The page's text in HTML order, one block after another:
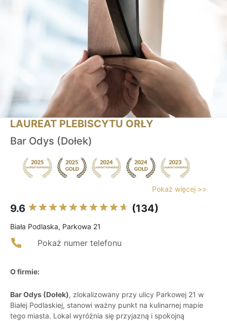
LAUREAT PLEBISCYTU ORŁY
Bar Odys (Dołek)
Pokaż więcej >>
9.6 (134)
Biała Podlaska, Parkowa 21
Pokaż numer telefonu
O firmie:
Bar Odys (Dołek), zlokalizowany przy ulicy Parkowej 21 w
Białej Podlaskiej, stanowi ważny punkt na kulinarnej mapie
tego miasta. Lokal wyróżnia się przyjazną i spokojną